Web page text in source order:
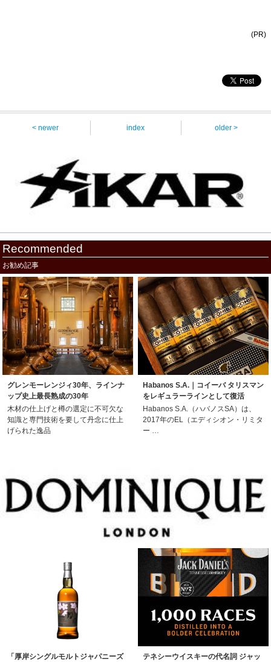
(PR)
< newer index older >
Recommended
お勧め記事
グレンモーレンジィ30年、ラインナ
ップ史上最長熟成の30年
木材の仕上げと樽の選定に不可欠な
知識と専門技術を要して丹念に仕上
げられた逸品
Habanos S.A.｜コイーバ タリスマン
をレギュラーラインとして復活
Habanos S.A.（ハバノスSA）は、
2017年のEL（エディシオン・リミタ
ー …
「厚岸シングルモルトジャパニーズ
テネシーウイスキーの代名詞 ジャッ